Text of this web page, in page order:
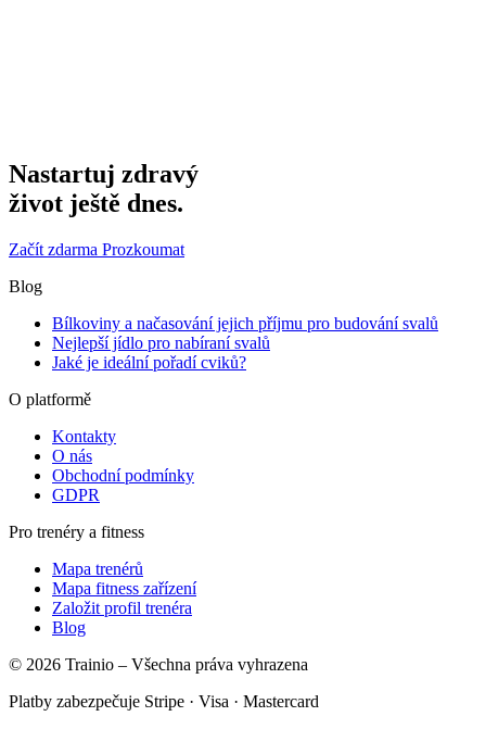
Nastartuj zdravý
život ještě dnes.
Začít zdarma Prozkoumat
Blog
Bílkoviny a načasování jejich příjmu pro budování svalů
Nejlepší jídlo pro nabíraní svalů
Jaké je ideální pořadí cviků?
O platformě
Kontakty
O nás
Obchodní podmínky
GDPR
Pro trenéry a fitness
Mapa trenérů
Mapa fitness zařízení
Založit profil trenéra
Blog
© 2026 Trainio – Všechna práva vyhrazena
Platby zabezpečuje Stripe · Visa · Mastercard